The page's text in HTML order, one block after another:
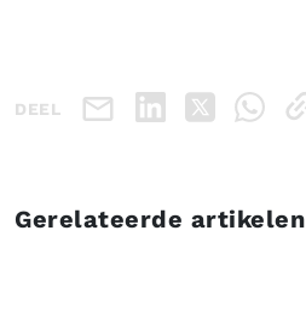
DEEL
Gerelateerde artikelen